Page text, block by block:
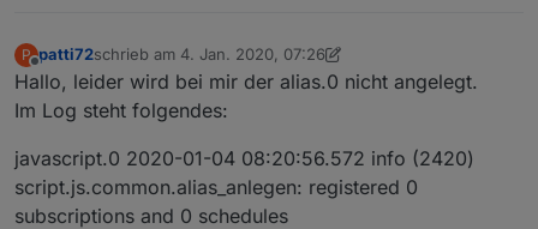
P
Offline
patti72schrieb am 4. Jan. 2020, 07:26
zuletzt editiert von patti721. Apr. 2020, 08:28
Hallo, leider wird bei mir der alias.0 nicht angelegt.
Im Log steht folgendes:
javascript.0 2020-01-04 08:20:56.572 info (2420)
script.js.common.alias_anlegen: registered 0
subscriptions and 0 schedules